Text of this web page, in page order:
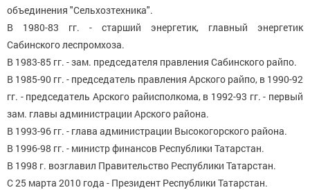
объединения "Сельхозтехника".
В 1980-83 гг. - старший энергетик, главный энергетик
Сабинского леспромхоза.
В 1983-85 гг. - зам. председателя правления Сабинского райпо.
В 1985-90 гг. - председатель правления Арского райпо, в 1990-92
гг. - председатель Арского райисполкома, в 1992-93 гг. - первый
зам. главы администрации Арского района.
В 1993-96 гг. - глава администрации Высокогорского района.
В 1996-98 гг. - министр финансов Республики Татарстан.
В 1998 г. возглавил Правительство Республики Татарстан.
С 25 марта 2010 года - Президент Республики Татарстан.